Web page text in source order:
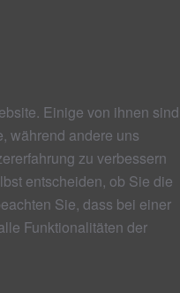
Einige von ihnen sind
während andere uns
zu verbessern
entscheiden, ob Sie die
Sie, dass bei einer
Funktionalitäten der